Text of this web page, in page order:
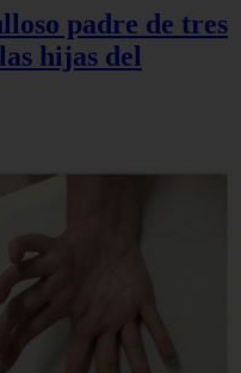
padre de tres
hijas del